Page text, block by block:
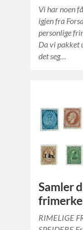
Vi har noen
igjen fra
personlige
Da vi pakket
det seg…
Samler
RIMELIGE